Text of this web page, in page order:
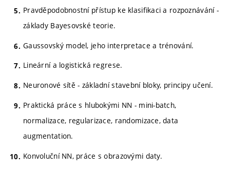
Pravděpodobnostní přístup ke klasifikaci a rozpoznávání -
základy Bayesovské teorie.
Gaussovský model, jeho interpretace a trénování.
Lineární a logistická regrese.
Neuronové sítě - základní stavební bloky, principy učení.
Praktická práce s hlubokými NN - mini-batch,
normalizace, regularizace, randomizace, data
augmentation.
Konvoluční NN, práce s obrazovými daty.